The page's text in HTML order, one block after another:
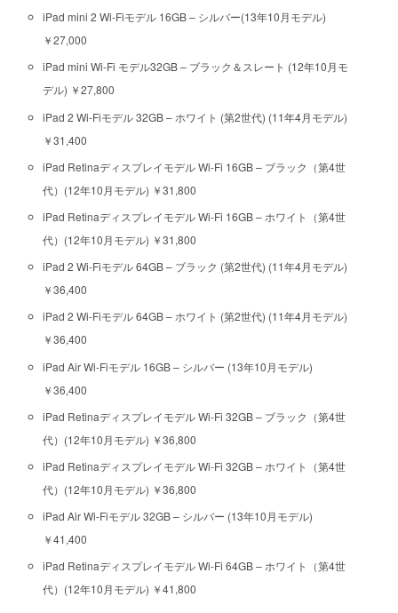
iPad mini 2 Wi-Fiモデル 16GB – シルバー(13年10月モデル)
￥27,000
iPad mini Wi-Fi モデル32GB – ブラック＆スレート (12年10月モ
デル) ￥27,800
iPad 2 Wi-Fiモデル 32GB – ホワイト (第2世代) (11年4月モデル)
￥31,400
iPad Retinaディスプレイモデル Wi-Fi 16GB – ブラック（第4世
代）(12年10月モデル) ￥31,800
iPad Retinaディスプレイモデル Wi-Fi 16GB – ホワイト（第4世
代）(12年10月モデル) ￥31,800
iPad 2 Wi-Fiモデル 64GB – ブラック (第2世代) (11年4月モデル)
￥36,400
iPad 2 Wi-Fiモデル 64GB – ホワイト (第2世代) (11年4月モデル)
￥36,400
iPad Air Wi-Fiモデル 16GB – シルバー (13年10月モデル)
￥36,400
iPad Retinaディスプレイモデル Wi-Fi 32GB – ブラック（第4世
代）(12年10月モデル) ￥36,800
iPad Retinaディスプレイモデル Wi-Fi 32GB – ホワイト（第4世
代）(12年10月モデル) ￥36,800
iPad Air Wi-Fiモデル 32GB – シルバー (13年10月モデル)
￥41,400
iPad Retinaディスプレイモデル Wi-Fi 64GB – ホワイト（第4世
代）(12年10月モデル) ￥41,800